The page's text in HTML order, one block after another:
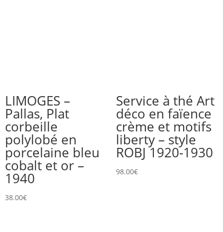
LIMOGES –
Pallas, Plat
corbeille
polylobé en
porcelaine bleu
cobalt et or –
1940
38.00€
Service à thé Art
déco en faïence
crème et motifs
liberty – style
ROBJ 1920-1930
98.00€